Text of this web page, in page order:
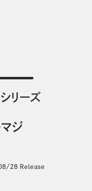
リーズ
ジ
28 Release